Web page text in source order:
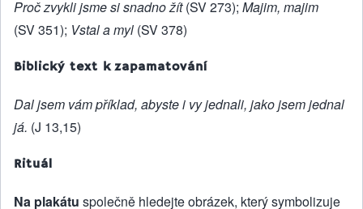
Proč zvykli jsme si snadno žít(SV 273); Majim, majim
(SV 351); Vstal a myl (SV 378)
Biblický text k zapamatování
Dal jsem vám příklad, abyste i vy jednali, jako jsem jednal
já. (J 13,15)
Rituál
Na plakátu společně hledejte obrázek, který symbolizuje